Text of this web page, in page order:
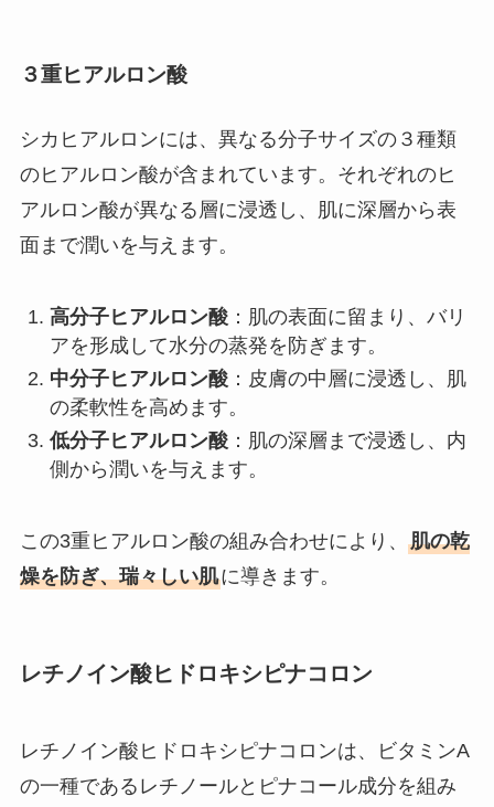
３重ヒアルロン酸
シカヒアルロンには、異なる分子サイズの３種類
のヒアルロン酸が含まれています。それぞれのヒ
アルロン酸が異なる層に浸透し、肌に深層から表
面まで潤いを与えます。
高分子ヒアルロン酸：肌の表面に留まり、バリ
アを形成して水分の蒸発を防ぎます。
中分子ヒアルロン酸：皮膚の中層に浸透し、肌
の柔軟性を高めます。
低分子ヒアルロン酸：肌の深層まで浸透し、内
側から潤いを与えます。
この3重ヒアルロン酸の組み合わせにより、 肌の乾
燥を防ぎ、瑞々しい肌に導きます。
レチノイン酸ヒドロキシピナコロン
レチノイン酸ヒドロキシピナコロンは、ビタミンA
の一種であるレチノールとピナコール成分を組み